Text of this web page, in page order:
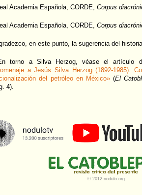
Academia Española, CORDE, Corpus
Academia Española, CORDE, Corpus
en este punto, la sugerencia del
torno a Silva Herzog, véase el artículo
a Jesús Silva Herzog (1892-1985).
del petróleo en México» (El
4).
© 2012 nodulo.org